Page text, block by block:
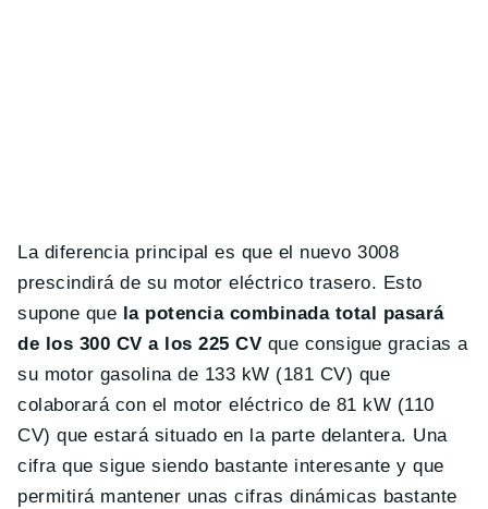
La diferencia principal es que el nuevo 3008
prescindirá de su motor eléctrico trasero. Esto
supone que la potencia combinada total pasará
de los 300 CV a los 225 CV que consigue gracias a
su motor gasolina de 133 kW (181 CV) que
colaborará con el motor eléctrico de 81 kW (110
CV) que estará situado en la parte delantera. Una
cifra que sigue siendo bastante interesante y que
permitirá mantener unas cifras dinámicas bastante